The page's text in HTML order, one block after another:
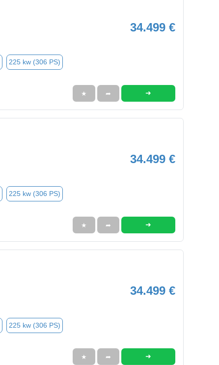
34.499 €
225 kw (306 PS)
★ ➦ ➜
34.499 €
225 kw (306 PS)
★ ➦ ➜
34.499 €
225 kw (306 PS)
★ ➦ ➜